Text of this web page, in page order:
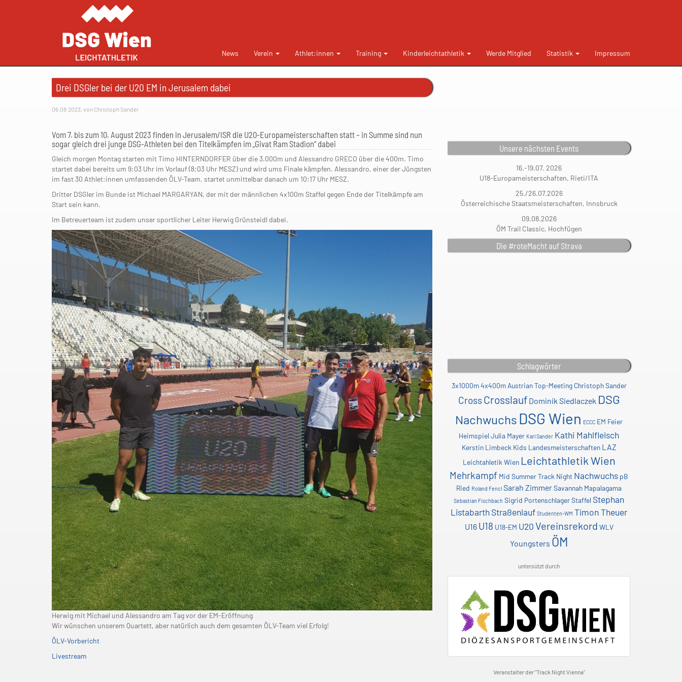
News Verein Athlet:innen Training Kinderleichtathletik Werde Mitglied Statistik Impressum
Drei DSGler bei der U20 EM in Jerusalem dabei
06.08.2023, von Christoph Sander
Vom 7. bis zum 10. August 2023 finden in Jerusalem/ISR die U20-Europameisterschaften statt – in Summe sind nun
sogar gleich drei junge DSG-Athleten bei den Titelkämpfen im „Givat Ram Stadion“ dabei
Gleich morgen Montag starten mit Timo HINTERNDORFER über die 3.000m und Alessandro GRECO über die 400m. Timo
startet dabei bereits um 9:03 Uhr im Vorlauf (8:03 Uhr MESZ) und wird ums Finale kämpfen. Alessandro, einer der Jüngsten
im fast 30 Athlet:innen umfassenden ÖLV-Team, startet unmittelbar danach um 10:17 Uhr MESZ.
Dritter DSGler im Bunde ist Michael MARGARYAN, der mit der männlichen 4x100m Staffel gegen Ende der Titelkämpfe am
Start sein kann.
Im Betreuerteam ist zudem unser sportlicher Leiter Herwig Grünsteidl dabei.
Herwig mit Michael und Alessandro am Tag vor der EM-Eröffnung
Wir wünschen unserem Quartett, aber natürlich auch dem gesamten ÖLV-Team viel Erfolg!
ÖLV-Vorbericht
Livestream
Unsere nächsten Events
16.-19.07. 2026
U18-Europameisterschaften, Rieti/ITA
25./26.07.2026
Österreichische Staatsmeisterschaften, Innsbruck
09.08.2026
ÖM Trail Classic, Hochfügen
Die #roteMacht auf Strava
Schlagwörter
3x1000m 4x400m Austrian Top-Meeting Christoph Sander
CrossCrosslauf Dominik Siedlaczek DSG
Nachwuchs DSG Wien ECCC EM Feier
Heimspiel Julia Mayer Karl Sander Kathi Mahlfleisch
Kerstin Limbeck Kids Landesmeisterschaften LAZ
Leichtahletik Wien Leichtathletik Wien
Mehrkampf Mid Summer Track Night Nachwuchs pB
Ried Roland Fencl Sarah ZimmerSavannah Mapalagama
Sebastian Fischbach Sigrid PortenschlagerStaffel Stephan
ListabarthStraßenlauf Studenten-WM Timon Theuer
U16 U18 U18-EM U20Vereinsrekord WLV
Youngsters ÖM
untersützt durch
Veranstalter der "Track Night Vienna"